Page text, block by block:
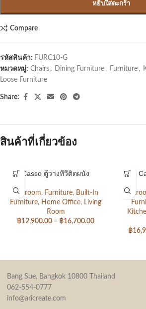
หยิบใส่ตะกร้า
Compare
รหัสสินค้า: FURC10-G
หมวดหมู่: Chairs , Dining Furniture , Furniture ,
Loose Furniture
Share:
สินค้าที่เกี่ยวข้อง
Casso ตู้วางทีวีติดผนัง
Bedroom, Furniture, Built-In
Furniture, Home Office, Living
Room
฿12,900.00 – ฿16,700.00
฿
Bang Sue, Bangkok 10800 Thailand
062-554-0777
info@aricreate.com